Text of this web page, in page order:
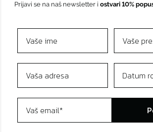
Prijavi se na naš newsletter i ostvari 10%